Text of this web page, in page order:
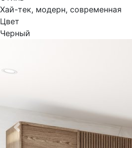
Previous
Хай-тек, модерн, современная
Цвет
Черный